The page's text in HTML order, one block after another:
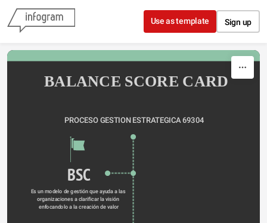
Skip to content
Use as template Sign up
BALANCE SCORE CARD
PROCESO GESTION ESTRATEGICA 69304
BSC
Es un modelo de gestión que ayuda a las
organizaciones a clarificar la visión
enfocandolo a la creación de valor